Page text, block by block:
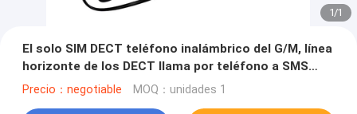
1/1
El solo SIM DECT teléfono inalámbrico del G/M, línea
horizonte de los DECT llama por teléfono a SMS
solamente
Precio：negotiable MOQ：unidades 1